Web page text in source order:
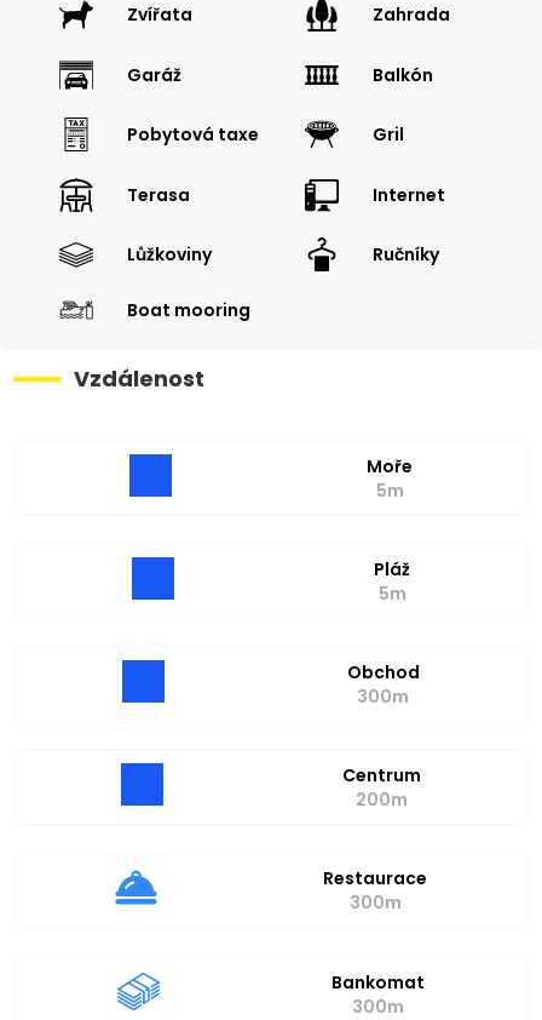
Zvířata Zahrada
Garáž Balkón
Pobytová taxe Gril
Terasa Internet
Lůžkoviny Ručníky
Boat mooring
Vzdálenost
Moře
5m
Pláž
5m
Obchod
300m
Centrum
200m
Restaurace
300m
Bankomat
300m